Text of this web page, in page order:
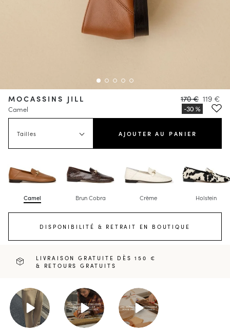
MOCASSINS JILL
Camel
170 € 119 €
Tailles AJOUTER AU PANIER
Camel Brun Cobra Crème Holstein
DISPONIBILITÉ & RETRAIT EN BOUTIQUE
LIVRAISON GRATUITE DÈS 150 €
& RETOURS GRATUITS